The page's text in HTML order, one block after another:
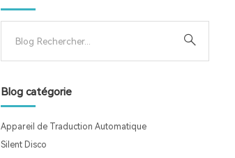
Blog catégorie
Appareil de Traduction Automatique
Silent Disco